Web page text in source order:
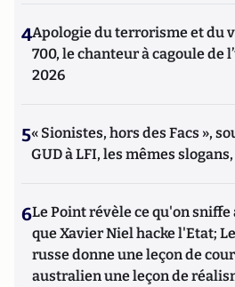
4Apologie du terrorisme et du
700, le chanteur à cagoule de
2026
5« Sionistes, hors des Facs »,
GUD à LFI, les mêmes
6Le Point révèle ce qu'on
que Xavier Niel hacke l'Etat;
russe donne une leçon de
australien une leçon de